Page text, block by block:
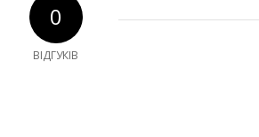
0
ВІДГУКІВ